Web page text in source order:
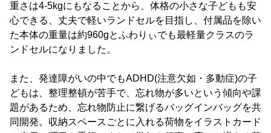
重さは4-5kgにもなることから、体格の小さな子どもも安
心できる、丈夫で軽いランドセルを目指し、付属品を除い
た本体の重量は約960gとふわりぃでも最軽量クラスのラ
ンドセルになりました。
また、発達障がいの中でもADHD(注意欠如・多動症)の子
どもは、整理整頓が苦手で、忘れ物が多いという傾向や課
題があるため、忘れ物防止に繋げるバッグインバッグを共
同開発。収納スペースごとに入れる荷物をイラストカード